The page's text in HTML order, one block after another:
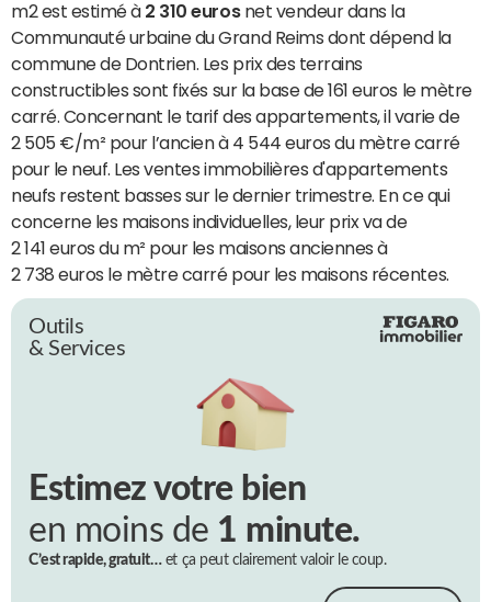
m2 est estimé à 2 310 eurosnet vendeur dans la
Communauté urbaine du Grand Reims dont dépend la
commune de Dontrien. Les prix des terrains
constructibles sont fixés sur la base de 161 euros le mètre
carré. Concernant le tarif des appartements, il varie de
2 505 €/m² pour l’ancien à 4 544 euros du mètre carré
pour le neuf. Les ventes immobilières d'appartements
neufs restent basses sur le dernier trimestre. En ce qui
concerne les maisons individuelles, leur prix va de
2 141 euros du m² pour les maisons anciennes à
2 738 euros le mètre carré pour les maisons récentes.
Outils
& Services
Estimez votre bien
en moins de 1 minute.
C’est rapide, gratuit…et ça peut clairement valoir le coup.